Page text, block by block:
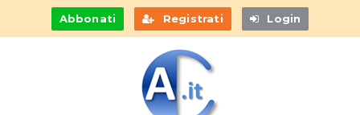
Abbonati Registrati Login